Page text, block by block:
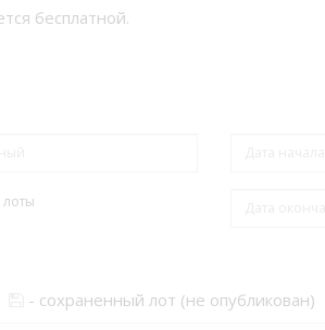
бесплатной.
- сохраненный лот (не опубликован)